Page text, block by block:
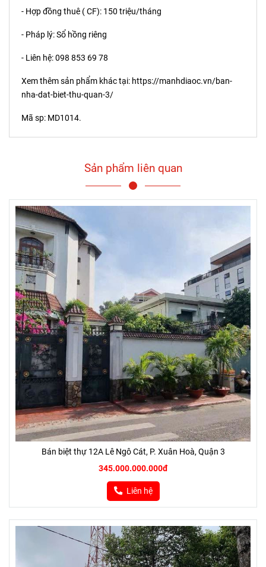
- Hợp đồng thuê ( CF): 150 triệu/tháng
- Pháp lý: Sổ hồng riêng
- Liên hệ: 098 853 69 78
Xem thêm sản phẩm khác tại: https://manhdiaoc.vn/ban-
nha-dat-biet-thu-quan-3/
Mã sp: MD1014.
Sản phẩm liên quan
Bán biệt thự 12A Lê Ngô Cát, P. Xuân Hoà, Quận 3
345.000.000.000đ
Liên hệ